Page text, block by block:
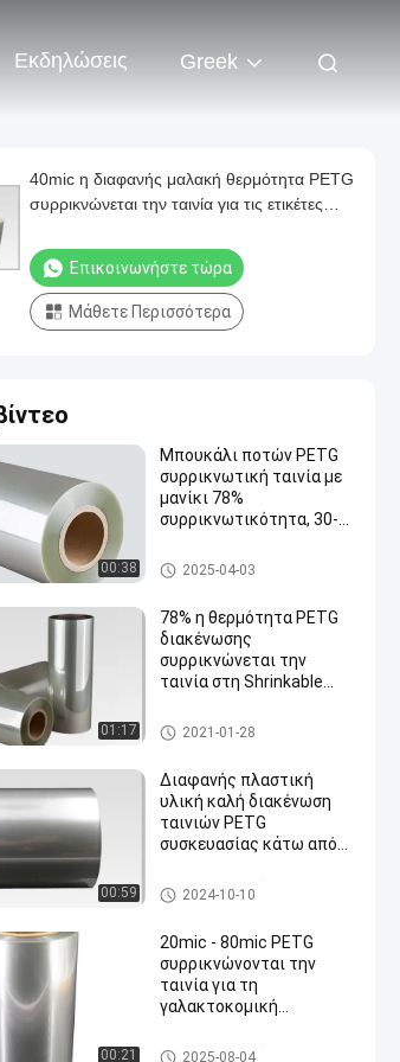
Εκδηλώσεις Greek
40mic η διαφανής μαλακή θερμότητα PETG
συρρικνώνεται την ταινία για τις ετικέτες
Επικοινωνήστε τώρα
Μάθετε Περισσότερα
00:38
Μπουκάλι ποτών PETG
συρρικνωτική ταινία με
μανίκι 78%
συρρικνωτικότητα, 30-
PETG συρρικνώνεται την ται
νία
2025-04-03
01:17
78% η θερμότητα PETG
διακένωσης
συρρικνώνεται την
ταινία στη Shrinkable
PETG συρρικνώνεται την ται
νία
2021-01-28
00:59
Διαφανής πλαστική
υλική καλή διακένωση
ταινιών PETG
συσκευασίας κάτω από
ταχύτητας σε 50mic
PETG συρρικνώνεται την ται
νία
2024-10-10
00:21
20mic - 80mic PETG
συρρικνώνονται την
ταινία για τη
γαλακτοκομική
PETG συρρικνώνεται την ται
2025-08-04